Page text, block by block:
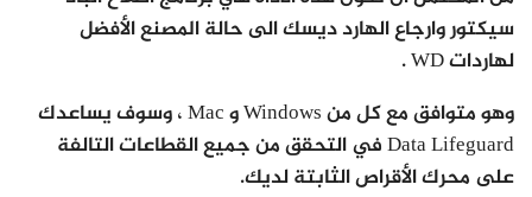
سيكتور وارجاع الهارد ديسك الى حالة المصنع الأفضل
لهاردات WD .
وهو متوافق مع كل من Windows و Mac ، وسوف يساعدك
Data Lifeguard في التحقق من جميع القطاعات التالفة
على محرك الأقراص الثابتة لديك.